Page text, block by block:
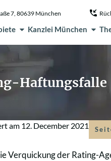
7, 80639 München
Kanzlei München
Haftungsfalle
am 12. December 2021
Verquickung der Rating-